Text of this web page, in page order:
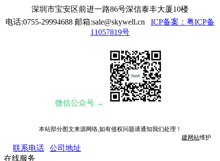
深圳市宝安区前进一路86号深信泰丰大厦10楼
电话:0755-29994688 邮箱:sale@skywell.cn ICP备案：粤ICP备
11057819号
微信公众号 →
本站部分图文来源网络,如有侵权问题请通知我们处理！
建网站维护
联系电话
公司地址
在线服务